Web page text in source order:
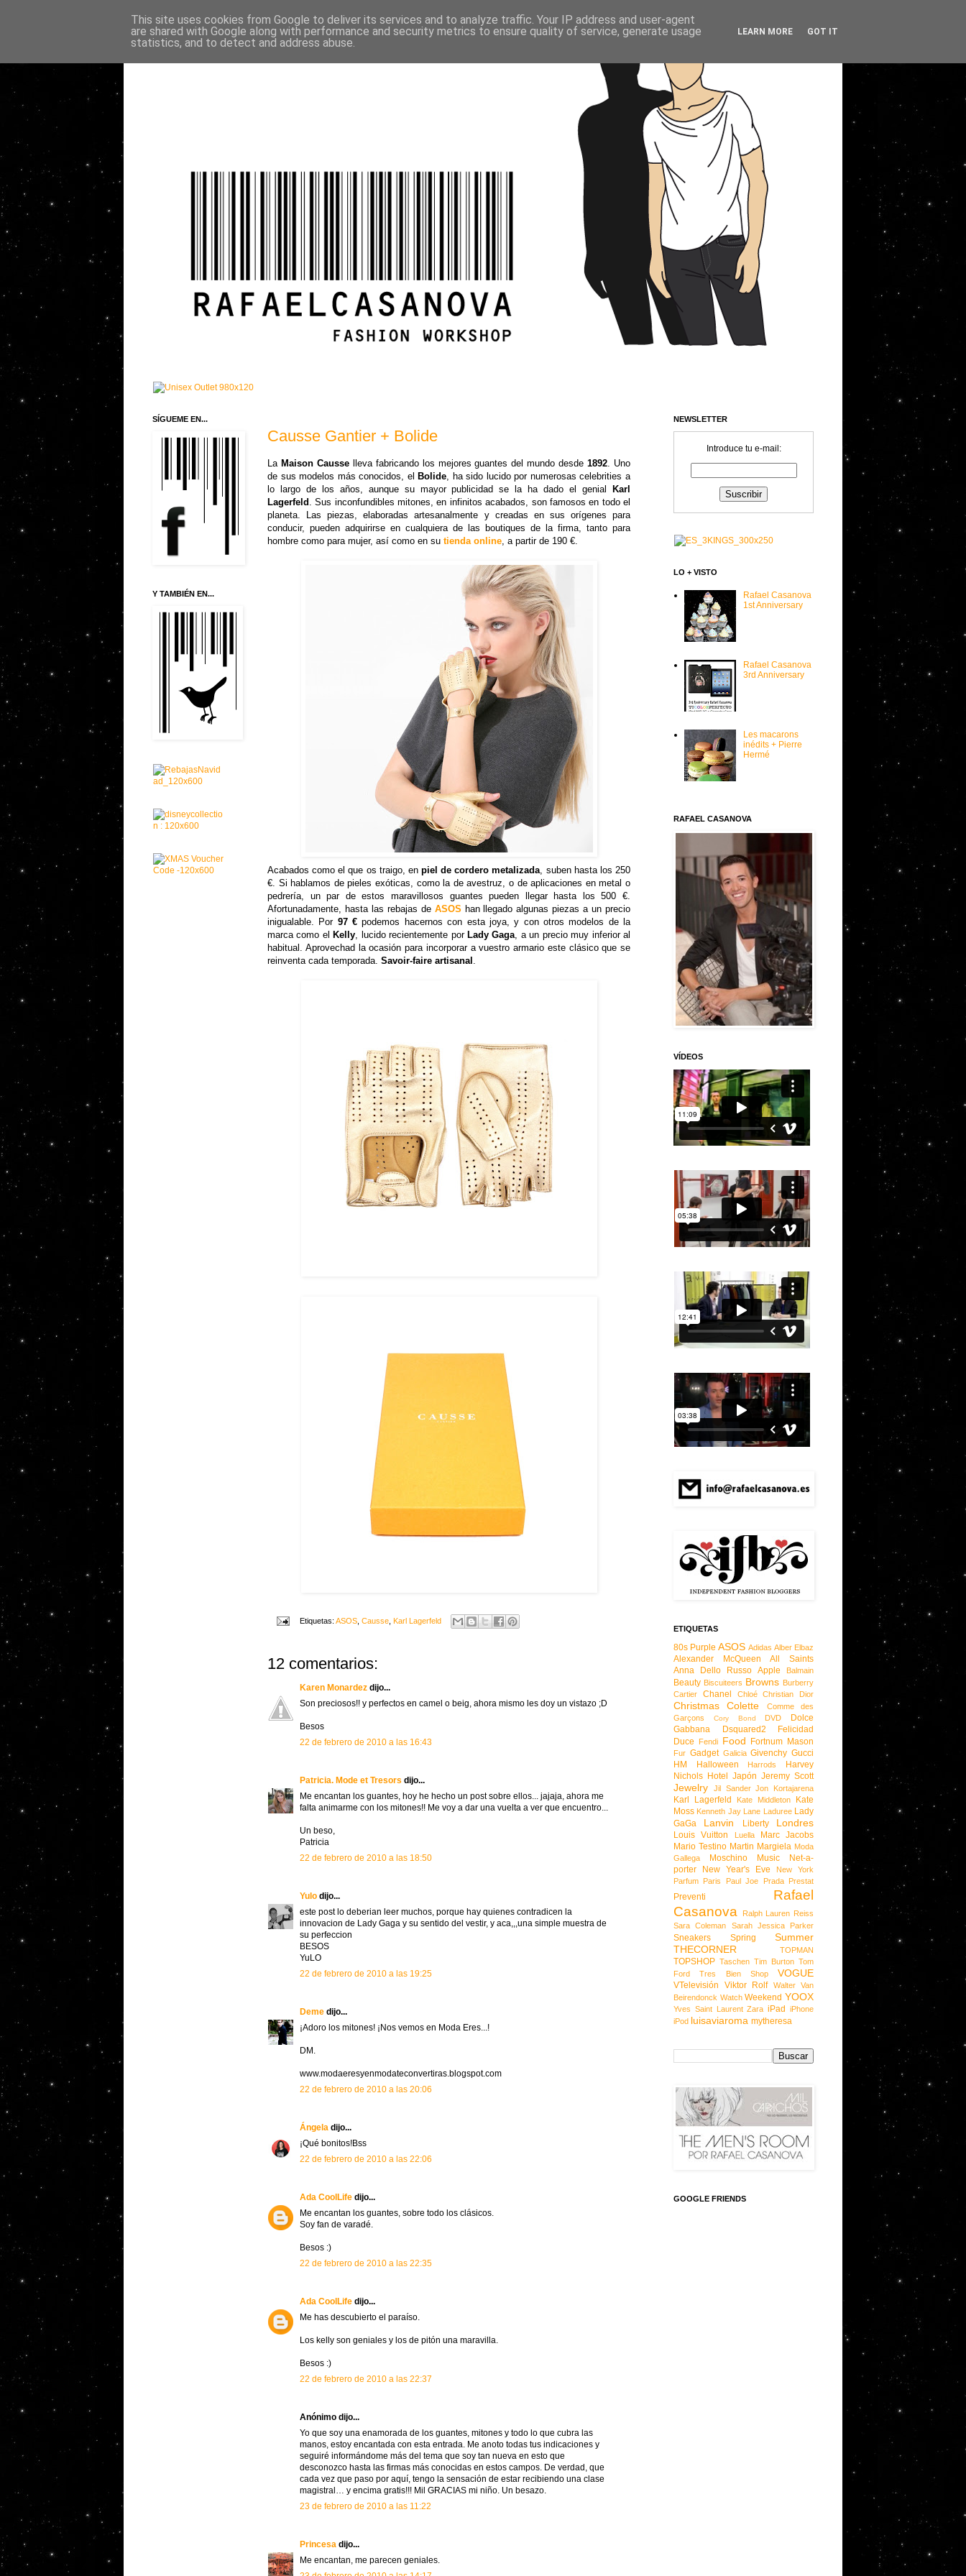
Causse Gantier + Bolide
La Maison Causselleva fabricando los mejores guantes del mundo desde1892 . Uno
de sus modelos más conocidos, elBolide , ha sido lucido por numerosas celebrities a
lo largo de los años, aunque su mayor publicidad se la ha dado el genial Karl
Lagerfeld . Sus inconfundibles mitones, en infinitos acabados, son famosos en todo el
planeta. Las piezas, elaboradas artesanalmente y creadas en sus orígenes para
conducir, pueden adquirirse en cualquiera de las boutiques de la firma, tanto para
hombre como para mujer, así como en su tienda online , a partir de 190 €.
Acabados como el que os traigo, en piel de cordero metalizada , suben hasta los 250
€. Si hablamos de pieles exóticas, como la de avestruz, o de aplicaciones en metal o
pedrería, un par de estos maravillosos guantes pueden llegar hasta los 500 €.
Afortunadamente, hasta las rebajas de ASOS han llegado algunas piezas a un precio
inigualable. Por 97 € podemos hacernos con esta joya, y con otros modelos de la
marca como elKelly , lucido recientemente porLady Gaga , a un precio muy inferior al
habitual. Aprovechad la ocasión para incorporar a vuestro armario este clásico que se
reinventa cada temporada. Savoir-faire artisanal
Etiquetas:ASOS ,Causse ,Karl Lagerfeld
12 comentarios:
Karen Monardez dijo...
Son preciosos!! y perfectos en camel o beig, ahora mismo les doy un vistazo ;D
Besos
22 de febrero de 2010 a las 16:43
Patricia. Mode et Tresors dijo...
Me encantan los guantes, hoy he hecho un post sobre ellos... jajaja, ahora me
falta animarme con los mitones!! Me voy a dar una vuelta a ver que encuentro...
Un beso,
Patricia
22 de febrero de 2010 a las 18:50
Yulo dijo...
este post lo deberian leer muchos, porque hay quienes contradicen la
innovacion de Lady Gaga y su sentido del vestir, y aca,,,una simple muestra de
su perfeccion
BESOS
YuLO
22 de febrero de 2010 a las 19:25
Deme dijo...
¡Adoro los mitones! ¡Nos vemos en Moda Eres...!
DM.
www.modaeresyenmodateconvertiras.blogspot.com
22 de febrero de 2010 a las 20:06
Ángela dijo...
¡Qué bonitos!Bss
22 de febrero de 2010 a las 22:06
Ada CoolLife dijo...
Me encantan los guantes, sobre todo los clásicos.
Soy fan de varadé.
Besos :)
22 de febrero de 2010 a las 22:35
Ada CoolLife dijo...
Me has descubierto el paraíso.
Los kelly son geniales y los de pitón una maravilla.
Besos :)
22 de febrero de 2010 a las 22:37
Anónimo dijo...
Yo que soy una enamorada de los guantes, mitones y todo lo que cubra las
manos, estoy encantada con esta entrada. Me anoto todas tus indicaciones y
seguiré informándome más del tema que soy tan nueva en esto que
desconozco hasta las firmas más conocidas en estos campos. De verdad, que
cada vez que paso por aquí, tengo la sensación de estar recibiendo una clase
magistral… y encima gratis!!! Mil GRACIAS mi niño. Un besazo.
23 de febrero de 2010 a las 11:22
Princesa dijo...
Me encantan, me parecen geniales.
SÍGUEME EN...
Y TAMBIÉN EN...
NEWSLETTER
Introduce tu e-mail:
LO + VISTO
Rafael Casanova
1st Anniversary
Rafael Casanova
3rd Anniversary
Les macarons
inédits + Pierre
Hermé
RAFAEL CASANOVA
VÍDEOS
ETIQUETAS
80s Purple ASOS Adidas Alber Elbaz
Alexander McQueen
All Saints
Anna Dello Russo Apple Balmain
Beauty Biscuiteers Browns Burberry
Cartier
Chanel Chloé Christian Dior
Christmas Colette
Comme des
Garçons
Cory Bond DVD
Dolce
Gabbana
Dsquared2
Felicidad
Duce
Fendi Food Fortnum Mason
Fur Gadget Galicia Givenchy Gucci
HM
Halloween Harrods
Harvey
Nichols Hotel Japón Jeremy Scott
Jewelry Jil Sander Jon Kortajarena
Karl Lagerfeld Kate Middleton
Kate
Moss Kenneth Jay Lane Laduree Lady
GaGa
Lanvin Liberty Londres
Louis Vuitton Luella
Marc Jacobs
Mario Testino Martin Margiela Moda
Gallega
Moschino Music
Net-a-
porter
New Year's Eve
New York
Parfum
Paris Paul Joe Prada Prestat
Preventi
Rafael
Casanova
Ralph Lauren Reiss
Sara Coleman
Sarah Jessica Parker
Sneakers Spring
Summer
THECORNER
TOPMAN
TOPSHOP Taschen Tim Burton Tom
Ford
Tres Bien Shop VOGUE
VTelevisión Viktor Rolf
Walter Van
Beirendonck Watch Weekend YOOX
Yves Saint Laurent Zara iPad
iPhone
iPod luisaviaroma mytheresa
GOOGLE FRIENDS
This site uses cookies from Google to deliver its services and to analyze traffic. Your IP address and user-agent
are shared with Google along with performance and security metrics to ensure quality of service, generate usage
statistics, and to detect and address abuse.
LEARN MORE GOT IT